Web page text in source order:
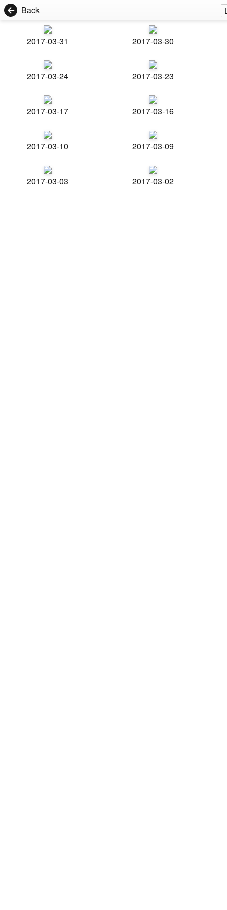
Back
2017-03-31 2017-03-30
2017-03-24 2017-03-23
2017-03-17 2017-03-16
2017-03-10 2017-03-09
2017-03-03 2017-03-02